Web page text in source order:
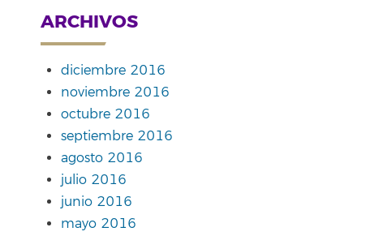
ARCHIVOS
diciembre 2016
noviembre 2016
octubre 2016
septiembre 2016
agosto 2016
julio 2016
junio 2016
mayo 2016